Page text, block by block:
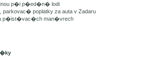
p�i p�ed�n� lodi
poplatky za auta v Zadaru
p�ist�vac�ch man�vrech